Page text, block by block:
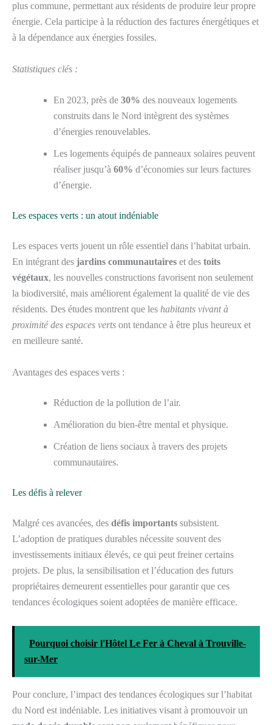
plus commune, permettant aux résidents de produire leur propre
énergie. Cela participe à la réduction des factures énergétiques et
à la dépendance aux énergies fossiles.
Statistiques clés :
En 2023, près de 30% des nouveaux logements
construits dans le Nord intègrent des systèmes
d’énergies renouvelables.
Les logements équipés de panneaux solaires peuvent
réaliser jusqu’à 60% d’économies sur leurs factures
d’énergie.
Les espaces verts : un atout indéniable
Les espaces verts jouent un rôle essentiel dans l’habitat urbain.
En intégrant des jardins communautaires et des toits
végétaux, les nouvelles constructions favorisent non seulement
la biodiversité, mais améliorent également la qualité de vie des
résidents. Des études montrent que les habitants vivant à
proximité des espaces verts ont tendance à être plus heureux et
en meilleure santé.
Avantages des espaces verts :
Réduction de la pollution de l’air.
Amélioration du bien-être mental et physique.
Création de liens sociaux à travers des projets
communautaires.
Les défis à relever
Malgré ces avancées, des défis importants subsistent.
L’adoption de pratiques durables nécessite souvent des
investissements initiaux élevés, ce qui peut freiner certains
projets. De plus, la sensibilisation et l’éducation des futurs
propriétaires demeurent essentielles pour garantir que ces
tendances écologiques soient adoptées de manière efficace.
Pourquoi choisir l'Hôtel Le Fer à Cheval à Trouville-
sur-Mer
Pour conclure, l’impact des tendances écologiques sur l’habitat
du Nord est indéniable. Les initiatives visant à promouvoir un